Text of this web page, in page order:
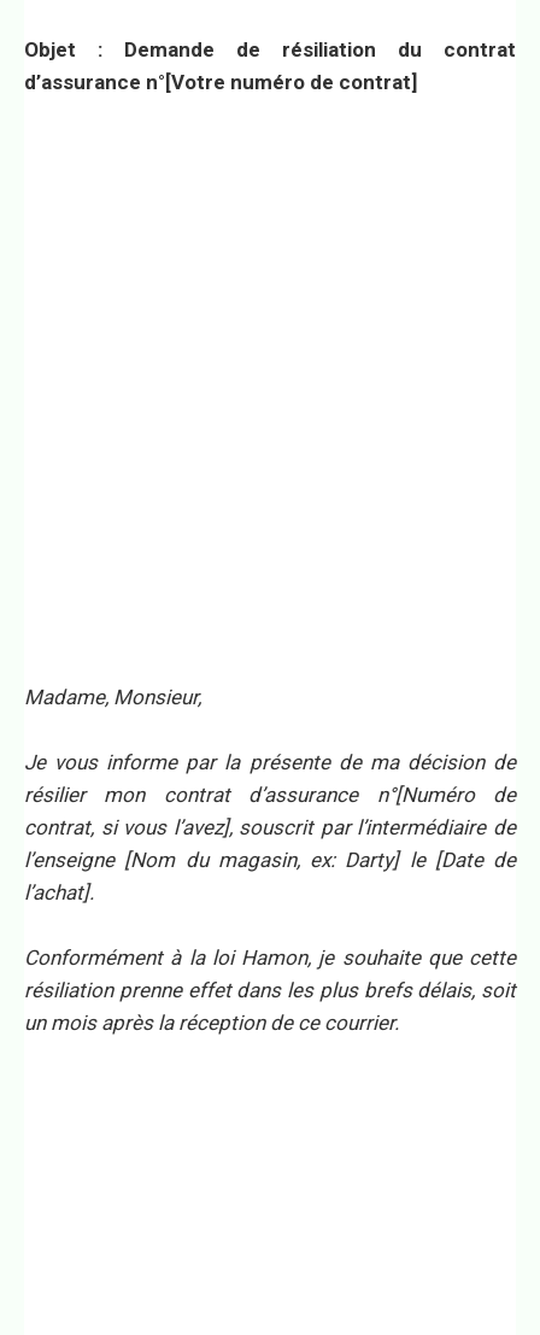
Objet : Demande de résiliation du contrat
d’assurance n°[Votre numéro de contrat]
Madame, Monsieur,
Je vous informe par la présente de ma décision de
résilier mon contrat d’assurance n°[Numéro de
contrat, si vous l’avez], souscrit par l’intermédiaire de
l’enseigne [Nom du magasin, ex: Darty] le [Date de
l’achat].
Conformément à la loi Hamon, je souhaite que cette
résiliation prenne effet dans les plus brefs délais, soit
un mois après la réception de ce courrier.